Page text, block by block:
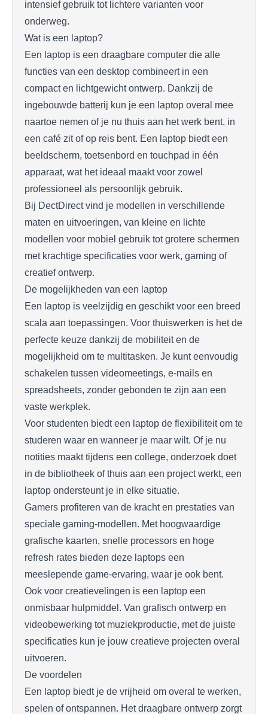
intensief gebruik tot lichtere varianten voor
onderweg.
Wat is een laptop?
Een laptop is een draagbare computer die alle
functies van een desktop combineert in een
compact en lichtgewicht ontwerp. Dankzij de
ingebouwde batterij kun je een laptop overal mee
naartoe nemen of je nu thuis aan het werk bent, in
een café zit of op reis bent. Een laptop biedt een
beeldscherm, toetsenbord en touchpad in één
apparaat, wat het ideaal maakt voor zowel
professioneel als persoonlijk gebruik.
Bij DectDirect vind je modellen in verschillende
maten en uitvoeringen, van kleine en lichte
modellen voor mobiel gebruik tot grotere schermen
met krachtige specificaties voor werk, gaming of
creatief ontwerp.
De mogelijkheden van een laptop
Een laptop is veelzijdig en geschikt voor een breed
scala aan toepassingen. Voor thuiswerken is het de
perfecte keuze dankzij de mobiliteit en de
mogelijkheid om te multitasken. Je kunt eenvoudig
schakelen tussen videomeetings, e-mails en
spreadsheets, zonder gebonden te zijn aan een
vaste werkplek.
Voor studenten biedt een laptop de flexibiliteit om te
studeren waar en wanneer je maar wilt. Of je nu
notities maakt tijdens een college, onderzoek doet
in de bibliotheek of thuis aan een project werkt, een
laptop ondersteunt je in elke situatie.
Gamers profiteren van de kracht en prestaties van
speciale gaming-modellen. Met hoogwaardige
grafische kaarten, snelle processors en hoge
refresh rates bieden deze laptops een
meeslepende game-ervaring, waar je ook bent.
Ook voor creatievelingen is een laptop een
onmisbaar hulpmiddel. Van grafisch ontwerp en
videobewerking tot muziekproductie, met de juiste
specificaties kun je jouw creatieve projecten overal
uitvoeren.
De voordelen
Een laptop biedt je de vrijheid om overal te werken,
spelen of ontspannen. Het draagbare ontwerp zorgt